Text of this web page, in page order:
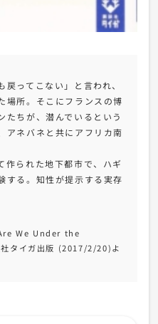
ってこない」と言われ、
場所。そこにフランスの博
たちが、潜んでいるという
アネバネと共にアフリカ南
作られた地下都市で、ハギ
する。知性が提示する実存
We Under the
タイガ出版 (2017/2/20)よ